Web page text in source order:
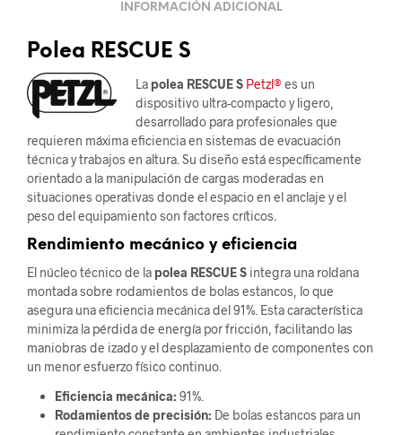
INFORMACIÓN ADICIONAL
Polea RESCUE S
La polea RESCUE S Petzl® es un
dispositivo ultra-compacto y ligero,
desarrollado para profesionales que
requieren máxima eficiencia en sistemas de evacuación
técnica y trabajos en altura. Su diseño está específicamente
orientado a la manipulación de cargas moderadas en
situaciones operativas donde el espacio en el anclaje y el
peso del equipamiento son factores críticos.
Rendimiento mecánico y eficiencia
El núcleo técnico de la polea RESCUE S integra una roldana
montada sobre rodamientos de bolas estancos, lo que
asegura una eficiencia mecánica del 91%. Esta característica
minimiza la pérdida de energía por fricción, facilitando las
maniobras de izado y el desplazamiento de componentes con
un menor esfuerzo físico continuo.
Eficiencia mecánica:91%.
Rodamientos de precisión:De bolas estancos para un